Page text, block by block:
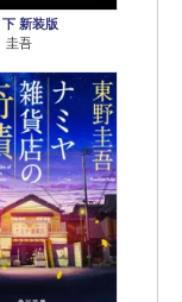
新装版
圭吾